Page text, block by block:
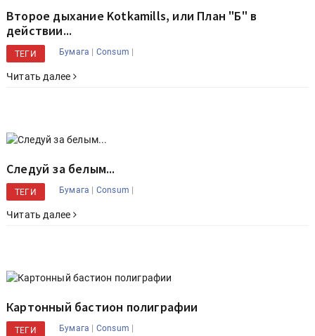
Второе дыхание Kotkamills, или План "Б" в
действии...
ТЕГИ Бумага | Consum |
Читать далее
Следуй за белым...
ТЕГИ Бумага | Consum |
Читать далее
Картонный бастион полиграфии
ТЕГИ Бумага | Consum |